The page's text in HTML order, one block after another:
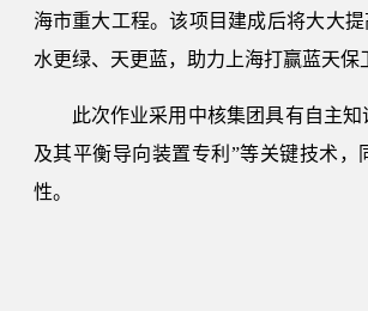
海市重大工程。该项目建成后将大大
水更绿、天更蓝，助力上海打赢蓝天保
此次作业采用中核集团具有自主
及其平衡导向装置专利”等关键技术
性。